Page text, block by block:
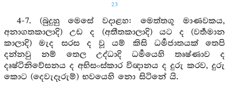
23
4-7. (බුදුහු මෙසේ වදාළහ: මෙත්තගූ මාණවකය,
අනාගතකාලාදි) උඩ ද (අතීතකාලාදි) යට ද (වර්‍තමාන
කාලාදි) මැද සරස ද වූ යම් කිසි ධර්‍මජාතයක් තෙපි
දන්නවු නම් තෙල උද්ධාදි ධර්‍මයෙහි තෘෂ්ණාව ද
දෘෂ්ටිනිවේසනය ද අභිසංස්කාර විඥානය ද දුරු කරව, දුරු
කොට (දෙවැදෑරුම්) භවයෙහි නො සිටිනේ යි.